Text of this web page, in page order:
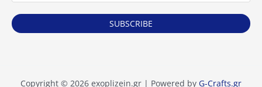
SUBSCRIBE
Copyright © 2026 exoplizein.gr | Powered by G-Crafts.gr